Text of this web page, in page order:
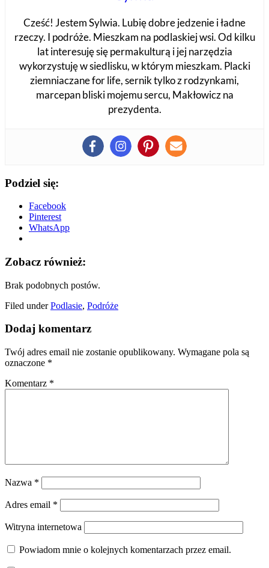
Cześć! Jestem Sylwia. Lubię dobre jedzenie i ładne
rzeczy. I podróże. Mieszkam na podlaskiej wsi. Od kilku
lat interesuję się permakulturą i jej narzędzia
wykorzystuję w siedlisku, w którym mieszkam. Placki
ziemniaczane for life, sernik tylko z rodzynkami,
marcepan bliski mojemu sercu, Makłowicz na
prezydenta.
Podziel się:
Facebook
Pinterest
WhatsApp
Zobacz również:
Brak podobnych postów.
Filed underPodlasie, Podróże
Dodaj komentarz
Twój adres email nie zostanie opublikowany. Wymagane pola są
oznaczone *
Komentarz *
Nazwa *
Adres email *
Witryna internetowa
Powiadom mnie o kolejnych komentarzach przez email.